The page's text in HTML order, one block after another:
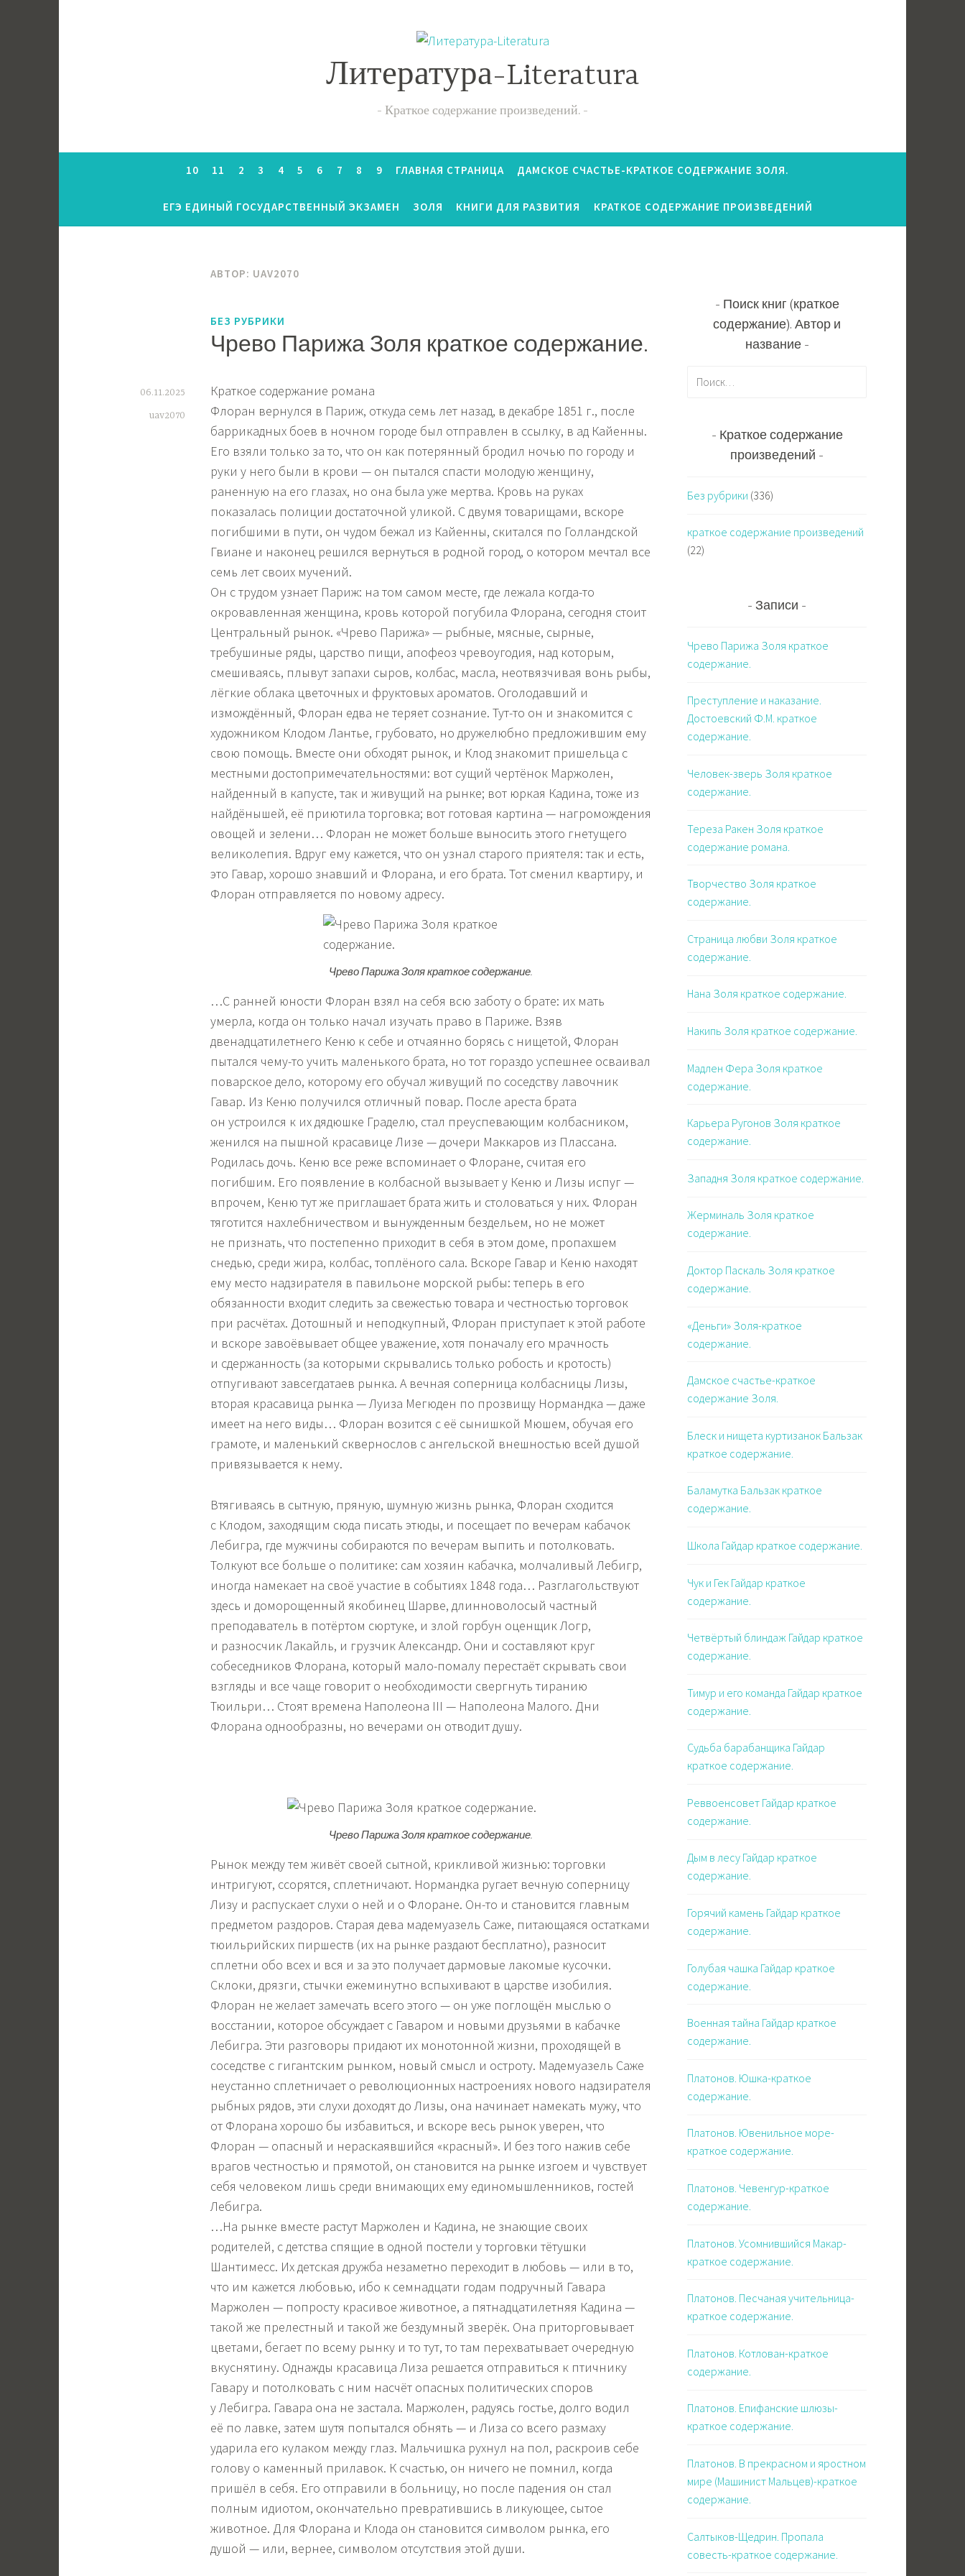
Литература-Literatura
Краткое содержание произведений.
10 11 2 3 4 5 6 7 8 9 ГЛАВНАЯ СТРАНИЦА ДАМСКОЕ СЧАСТЬЕ-КРАТКОЕ СОДЕРЖАНИЕ ЗОЛЯ.
ЕГЭ ЕДИНЫЙ ГОСУДАРСТВЕННЫЙ ЭКЗАМЕН ЗОЛЯ КНИГИ ДЛЯ РАЗВИТИЯ КРАТКОЕ СОДЕРЖАНИЕ ПРОИЗВЕДЕНИЙ
АВТОР: UAV2070
БЕЗ РУБРИКИ
Чрево Парижа Золя краткое содержание.
06.11.2025
uav2070
Краткое содержание романа
Флоран вернулся в Париж, откуда семь лет назад, в декабре 1851 г., после
баррикадных боев в ночном городе был отправлен в ссылку, в ад Кайенны.
Его взяли только за то, что он как потерянный бродил ночью по городу и
руки у него были в крови — он пытался спасти молодую женщину,
раненную на его глазах, но она была уже мертва. Кровь на руках
показалась полиции достаточной уликой. С двумя товарищами, вскоре
погибшими в пути, он чудом бежал из Кайенны, скитался по Голландской
Гвиане и наконец решился вернуться в родной город, о котором мечтал все
семь лет своих мучений.
Он с трудом узнает Париж: на том самом месте, где лежала когда-то
окровавленная женщина, кровь которой погубила Флорана, сегодня стоит
Центральный рынок. «Чрево Парижа» — рыбные, мясные, сырные,
требушиные ряды, царство пищи, апофеоз чревоугодия, над которым,
смешиваясь, плывут запахи сыров, колбас, масла, неотвязчивая вонь рыбы,
лёгкие облака цветочных и фруктовых ароматов. Оголодавший и
измождённый, Флоран едва не теряет сознание. Тут-то он и знакомится с
художником Клодом Лантье, грубовато, но дружелюбно предложившим ему
свою помощь. Вместе они обходят рынок, и Клод знакомит пришельца с
местными достопримечательностями: вот сущий чертёнок Маржолен,
найденный в капусте, так и живущий на рынке; вот юркая Кадина, тоже из
найдёнышей, её приютила торговка; вот готовая картина — нагромождения
овощей и зелени… Флоран не может больше выносить этого гнетущего
великолепия. Вдруг ему кажется, что он узнал старого приятеля: так и есть,
это Гавар, хорошо знавший и Флорана, и его брата. Тот сменил квартиру, и
Флоран отправляется по новому адресу.
Чрево Парижа Золя краткое содержание.
…С ранней юности Флоран взял на себя всю заботу о брате: их мать
умерла, когда он только начал изучать право в Париже. Взяв
двенадцатилетнего Кеню к себе и отчаянно борясь с нищетой, Флоран
пытался чему-то учить маленького брата, но тот гораздо успешнее осваивал
поварское дело, которому его обучал живущий по соседству лавочник
Гавар. Из Кеню получился отличный повар. После ареста брата
он устроился к их дядюшке Граделю, стал преуспевающим колбасником,
женился на пышной красавице Лизе — дочери Маккаров из Плассана.
Родилась дочь. Кеню все реже вспоминает о Флоране, считая его
погибшим. Его появление в колбасной вызывает у Кеню и Лизы испуг —
впрочем, Кеню тут же приглашает брата жить и столоваться у них. Флоран
тяготится нахлебничеством и вынужденным бездельем, но не может
не признать, что постепенно приходит в себя в этом доме, пропахшем
снедью, среди жира, колбас, топлёного сала. Вскоре Гавар и Кеню находят
ему место надзирателя в павильоне морской рыбы: теперь в его
обязанности входит следить за свежестью товара и честностью торговок
при расчётах. Дотошный и неподкупный, Флоран приступает к этой работе
и вскоре завоёвывает общее уважение, хотя поначалу его мрачность
и сдержанность (за которыми скрывались только робость и кротость)
отпугивают завсегдатаев рынка. А вечная соперница колбасницы Лизы,
вторая красавица рынка — Луиза Мегюден по прозвищу Нормандка — даже
имеет на него виды… Флоран возится с её сынишкой Мюшем, обучая его
грамоте, и маленький сквернослов с ангельской внешностью всей душой
привязывается к нему.
Втягиваясь в сытную, пряную, шумную жизнь рынка, Флоран сходится
с Клодом, заходящим сюда писать этюды, и посещает по вечерам кабачок
Лебигра, где мужчины собираются по вечерам выпить и потолковать.
Толкуют все больше о политике: сам хозяин кабачка, молчаливый Лебигр,
иногда намекает на своё участие в событиях 1848 года… Разглагольствуют
здесь и доморощенный якобинец Шарве, длинноволосый частный
преподаватель в потёртом сюртуке, и злой горбун оценщик Логр,
и разносчик Лакайль, и грузчик Александр. Они и составляют круг
собеседников Флорана, который мало-помалу перестаёт скрывать свои
взгляды и все чаще говорит о необходимости свергнуть тиранию
Тюильри… Стоят времена Наполеона III — Наполеона Малого. Дни
Флорана однообразны, но вечерами он отводит душу.
Чрево Парижа Золя краткое содержание.
Рынок между тем живёт своей сытной, крикливой жизнью: торговки
интригуют, ссорятся, сплетничают. Нормандка ругает вечную соперницу
Лизу и распускает слухи о ней и о Флоране. Он-то и становится главным
предметом раздоров. Старая дева мадемуазель Саже, питающаяся остатками
тюильрийских пиршеств (их на рынке раздают бесплатно), разносит
сплетни обо всех и вся и за это получает дармовые лакомые кусочки.
Склоки, дрязги, стычки ежеминутно вспыхивают в царстве изобилия.
Флоран не желает замечать всего этого — он уже поглощён мыслью о
восстании, которое обсуждает с Гаваром и новыми друзьями в кабачке
Лебигра. Эти разговоры придают их монотонной жизни, проходящей в
соседстве с гигантским рынком, новый смысл и остроту. Мадемуазель Саже
неустанно сплетничает о революционных настроениях нового надзирателя
рыбных рядов, эти слухи доходят до Лизы, она начинает намекать мужу, что
от Флорана хорошо бы избавиться, и вскоре весь рынок уверен, что
Флоран — опасный и нераскаявшийся «красный». И без того нажив себе
врагов честностью и прямотой, он становится на рынке изгоем и чувствует
себя человеком лишь среди внимающих ему единомышленников, гостей
Лебигра.
…На рынке вместе растут Маржолен и Кадина, не знающие своих
родителей, с детства спящие в одной постели у торговки тётушки
Шантимесс. Их детская дружба незаметно переходит в любовь — или в то,
что им кажется любовью, ибо к семнадцати годам подручный Гавара
Маржолен — попросту красивое животное, а пятнадцатилетняя Кадина —
такой же прелестный и такой же бездумный зверёк. Она приторговывает
цветами, бегает по всему рынку и то тут, то там перехватывает очередную
вкуснятину. Однажды красавица Лиза решается отправиться к птичнику
Гавару и потолковать с ним насчёт опасных политических споров
у Лебигра. Гавара она не застала. Маржолен, радуясь гостье, долго водил
её по лавке, затем шутя попытался обнять — и Лиза со всего размаху
ударила его кулаком между глаз. Мальчишка рухнул на пол, раскроив себе
голову о каменный прилавок. К счастью, он ничего не помнил, когда
пришёл в себя. Его отправили в больницу, но после падения он стал
полным идиотом, окончательно превратившись в ликующее, сытое
животное. Для Флорана и Клода он становится символом рынка, его
душой — или, вернее, символом отсутствия этой души.
Поиск книг (краткое
содержание). Автор и
название
Краткое содержание
произведений
Без рубрики (336)
краткое содержание произведений
(22)
Записи
Чрево Парижа Золя краткое
содержание.
Преступление и наказание.
Достоевский Ф.М. краткое
содержание.
Человек-зверь Золя краткое
содержание.
Тереза Ракен Золя краткое
содержание романа.
Творчество Золя краткое
содержание.
Страница любви Золя краткое
содержание.
Нана Золя краткое содержание.
Накипь Золя краткое содержание.
Мадлен Фера Золя краткое
содержание.
Карьера Ругонов Золя краткое
содержание.
Западня Золя краткое содержание.
Жерминаль Золя краткое
содержание.
Доктор Паскаль Золя краткое
содержание.
«Деньги» Золя-краткое
содержание.
Дамское счастье-краткое
содержание Золя.
Блеск и нищета куртизанок Бальзак
краткое содержание.
Баламутка Бальзак краткое
содержание.
Школа Гайдар краткое содержание.
Чук и Гек Гайдар краткое
содержание.
Четвёртый блиндаж Гайдар краткое
содержание.
Тимур и его команда Гайдар краткое
содержание.
Судьба барабанщика Гайдар
краткое содержание.
Реввоенсовет Гайдар краткое
содержание.
Дым в лесу Гайдар краткое
содержание.
Горячий камень Гайдар краткое
содержание.
Голубая чашка Гайдар краткое
содержание.
Военная тайна Гайдар краткое
содержание.
Платонов. Юшка-краткое
содержание.
Платонов. Ювенильное море-
краткое содержание.
Платонов. Чевенгур-краткое
содержание.
Платонов. Усомнившийся Макар-
краткое содержание.
Платонов. Песчаная учительница-
краткое содержание.
Платонов. Котлован-краткое
содержание.
Платонов. Епифанские шлюзы-
краткое содержание.
Платонов. В прекрасном и яростном
мире (Машинист Мальцев)-краткое
содержание.
Салтыков-Щедрин. Пропала
совесть-краткое содержание.